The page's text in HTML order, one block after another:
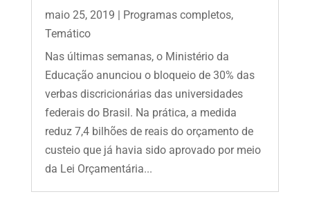
maio 25, 2019 | Programas completos,
Temático
Nas últimas semanas, o Ministério da
Educação anunciou o bloqueio de 30% das
verbas discricionárias das universidades
federais do Brasil. Na prática, a medida
reduz 7,4 bilhões de reais do orçamento de
custeio que já havia sido aprovado por meio
da Lei Orçamentária...